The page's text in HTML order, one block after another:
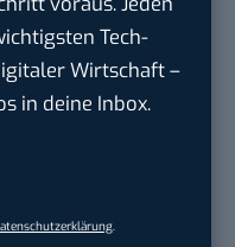
Tech-
Wirtschaft –
in deine Inbox.
inDüsseldorf
Projektmanager
w/g) mit